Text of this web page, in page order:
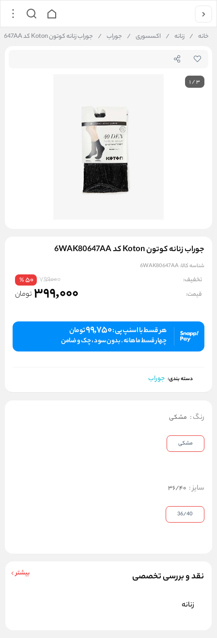
خانه / زنانه / اکسسوری / جوراب / جوراب زنانه کوتون Koton کد 6WAK80647AA
1/3
جوراب زنانه کوتون Koton کد 6WAK80647AA
شناسه کالا:6WAK80647AA
تخفیف: 799000
50
%
قیمت: 399,000 تومان
هر قسط با اسنپ پی :99,750تومان
چهار قسط ماهانه . بدون سود ، چک و ضامن
دسته بندی: جوراب
نقد و بررسی تخصصی بیشتر
زنانه
رنگ: مشکی
مشکی
سایز:
36/40
36/40